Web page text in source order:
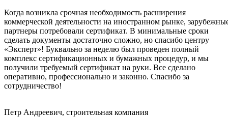
Когда возникла срочная необходимость расширения
коммерческой деятельности на иностранном рынке,
партнеры потребовали сертификат. В минимальные сроки
сделать документы достаточно сложно, но спасибо центру
«Эксперт»! Буквально за неделю был проведен полный
комплекс сертификационных и бумажных процедур, и мы
получили требуемый сертификат на руки. Все сделано
оперативно, профессионально и законно. Спасибо за
сотрудничество!
Петр Андреевич, строительная компания